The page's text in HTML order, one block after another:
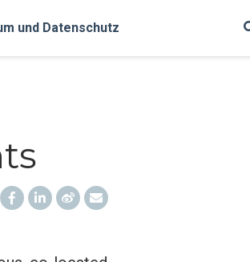
und Datenschutz